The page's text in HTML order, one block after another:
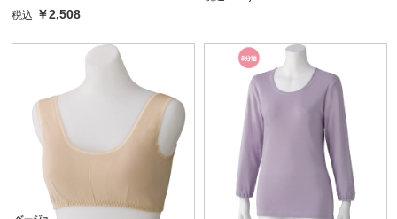
税込 ￥2,508